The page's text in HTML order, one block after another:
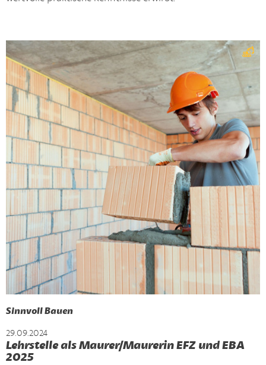
Sinnvoll Bauen
29.09.2024
Lehrstelle als Maurer/Maurerin EFZ und EBA
2025